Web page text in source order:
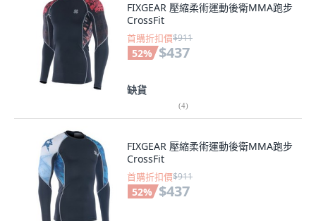
FIXGEAR 壓縮柔術運動後衛MMA跑步
CrossFit
首購折扣價$911
52% $437
缺貨
(4)
FIXGEAR 壓縮柔術運動後衛MMA跑步
CrossFit
首購折扣價$911
52% $437